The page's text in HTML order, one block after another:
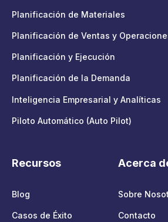
Planificación de Materiales
Planificación de Ventas y
Planificación y Ejecución
Planificación de la Demanda
Inteligencia Empresarial y Analíticas
Piloto Automático (Auto Pilot)
Recursos
Blog
Casos de Éxito
Acerca
Sobre
Contacto